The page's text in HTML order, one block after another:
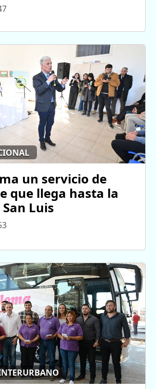
un servicio de
que llega hasta la
Luis